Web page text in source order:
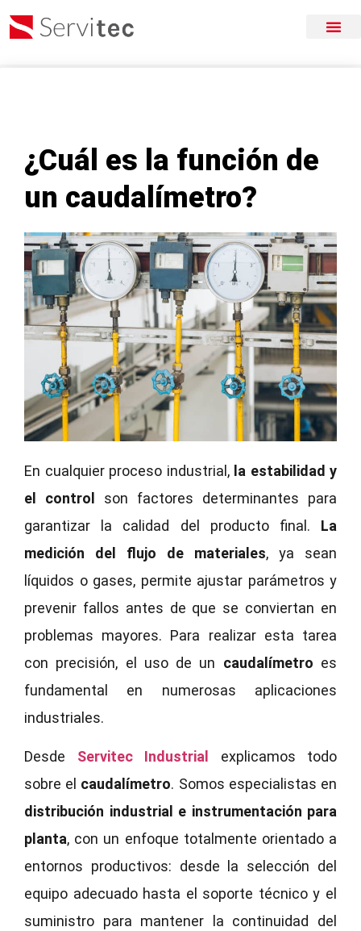
¿Cuál es la función de
un caudalímetro?
En cualquier proceso industrial, la estabilidad y
el control son factores determinantes para
garantizar la calidad del producto final. La
medición del flujo de materiales, ya sean
líquidos o gases, permite ajustar parámetros y
prevenir fallos antes de que se conviertan en
problemas mayores. Para realizar esta tarea
con precisión, el uso de un caudalímetro es
fundamental en numerosas aplicaciones
industriales.
Desde Servitec Industrial
explicamos todo
sobre el caudalímetro. Somos especialistas en
distribución industrial e instrumentación para
planta, con un enfoque totalmente orientado a
entornos productivos: desde la selección del
equipo adecuado hasta el soporte técnico y el
suministro para mantener la continuidad del